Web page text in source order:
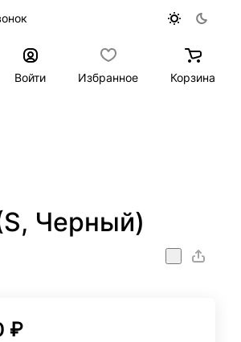
Войти
Избранное Корзина
Черный)
₽